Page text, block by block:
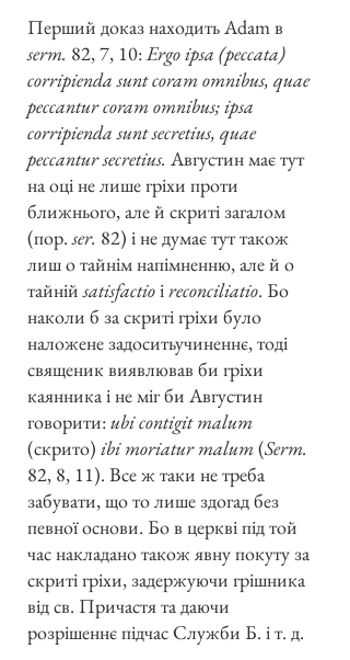
Перший доказ находить Adam в
serm. 82, 7, 10:Ergo ipsa (peccata)
corripienda sunt coram omnibus, quae
peccantur coramomnibus; ipsa
corripienda sunt secretius, quae
peccantur secretius. Августин має тут
на оці не лише гріхи проти
ближнього, але й скриті загалом
(пор.ser. 82) і не думає тут також
лиш о тайнім напімненню, але й о
тайнійsatisfactioіreconciliatio. Бо
наколи б за скриті гріхи було
наложене задоситьучиненнє, тоді
священик виявлював би гріхи
каянника і не міг би Августин
говорити:ubi contigit malum
(скрито) ibi moriatur malum(Serm.
82, 8, 11). Все ж таки не треба
забувати, що то лише здогад без
певної основи. Бо в церкві під той
час накладано також явну покуту за
скриті гріхи, задержуючи грішника
від св. Причастя та даючи
розрішеннє підчас Служби Б. і т. д.